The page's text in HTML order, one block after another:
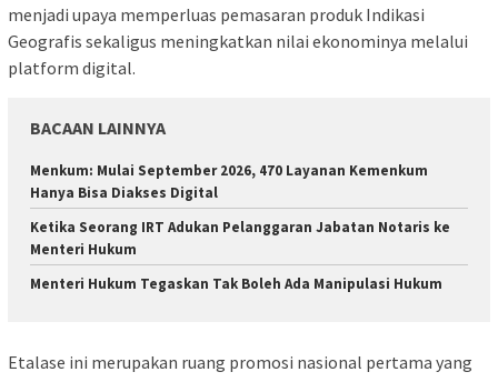
menjadi upaya memperluas pemasaran produk Indikasi
Geografis sekaligus meningkatkan nilai ekonominya melalui
platform digital.
BACAAN LAINNYA
Menkum: Mulai September 2026, 470 Layanan Kemenkum
Hanya Bisa Diakses Digital
Ketika Seorang IRT Adukan Pelanggaran Jabatan Notaris ke
Menteri Hukum
Menteri Hukum Tegaskan Tak Boleh Ada Manipulasi Hukum
Etalase ini merupakan ruang promosi nasional pertama yang